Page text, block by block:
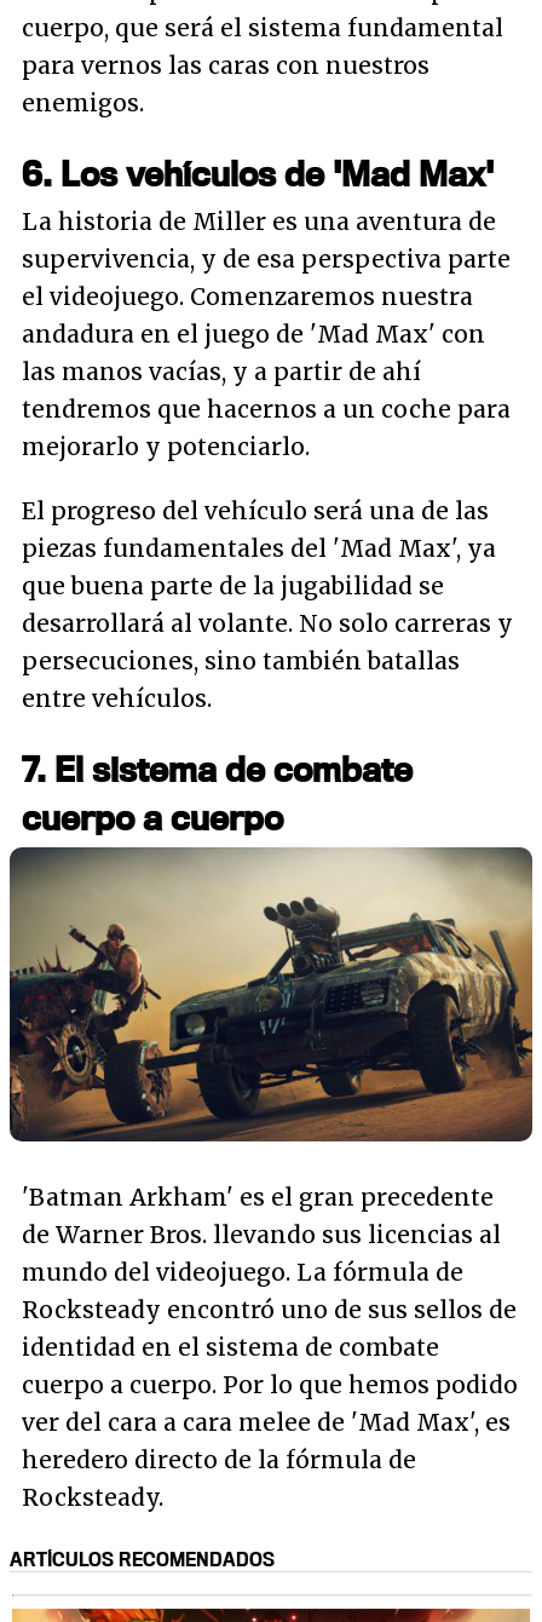
cuerpo, que será el sistema fundamental
para vernos las caras con nuestros
enemigos.
6. Los vehículos de 'Mad Max'
La historia de Miller es una aventura de
supervivencia, y de esa perspectiva parte
el videojuego. Comenzaremos nuestra
andadura en el juego de 'Mad Max' con
las manos vacías, y a partir de ahí
tendremos que hacernos a un coche para
mejorarlo y potenciarlo.
El progreso del vehículo será una de las
piezas fundamentales del 'Mad Max', ya
que buena parte de la jugabilidad se
desarrollará al volante. No solo carreras y
persecuciones, sino también batallas
entre vehículos.
7. El sistema de combate
cuerpo a cuerpo
'Batman Arkham' es el gran precedente
de Warner Bros. llevando sus licencias al
mundo del videojuego. La fórmula de
Rocksteady encontró uno de sus sellos de
identidad en el sistema de combate
cuerpo a cuerpo. Por lo que hemos podido
ver del cara a cara melee de 'Mad Max', es
heredero directo de la fórmula de
Rocksteady.
ARTÍCULOS RECOMENDADOS